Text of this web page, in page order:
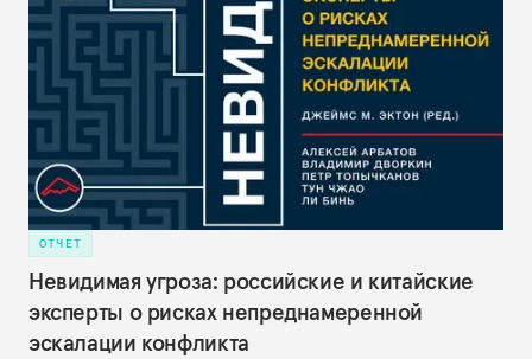
ОТЧЕТ
Невидимая угроза: российские и китайские
эксперты о рисках непреднамеренной
эскалации конфликта